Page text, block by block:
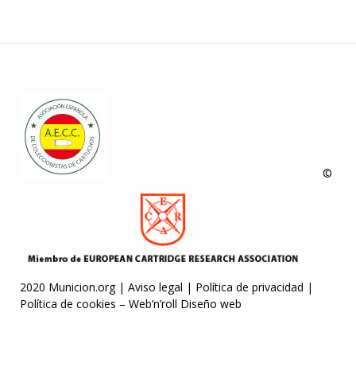
©
2020 Municion.org | Aviso legal | Política de privacidad |
Política de cookies – Web’n’roll Diseño web